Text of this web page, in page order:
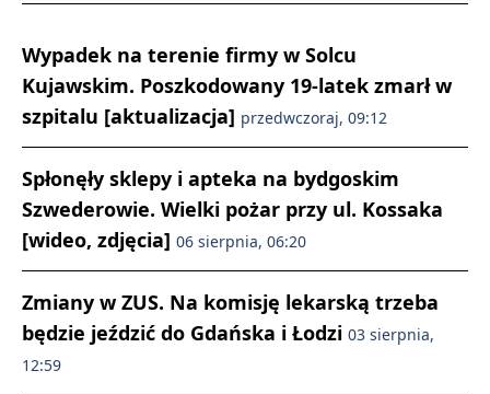
Wypadek na terenie firmy w Solcu
Kujawskim. Poszkodowany 19-latek zmarł w
szpitalu [aktualizacja] przedwczoraj, 09:12
Spłonęły sklepy i apteka na bydgoskim
Szwederowie. Wielki pożar przy ul. Kossaka
[wideo, zdjęcia] 06 sierpnia, 06:20
Zmiany w ZUS. Na komisję lekarską trzeba
będzie jeździć do Gdańska i Łodzi 03 sierpnia,
12:59